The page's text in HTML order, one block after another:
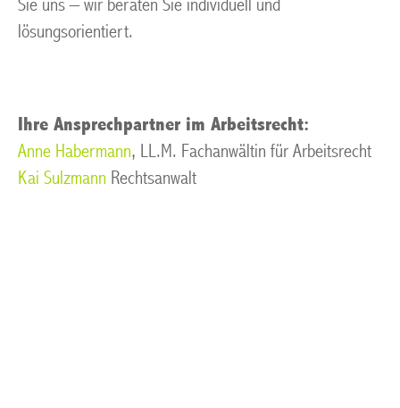
Sie uns – wir beraten Sie individuell und
lösungsorientiert.
Ihre Ansprechpartner im Arbeitsrecht:
Anne Habermann, LL.M. Fachanwältin für Arbeitsrecht
Kai Sulzmann Rechtsanwalt